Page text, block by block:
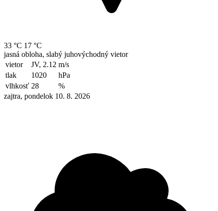
33 °C 17 °C
jasná obloha, slabý juhovýchodný vietor
vietor
JV, 2.12 m/s
tlak
1020
hPa
vlhkosť 28
%
zajtra, pondelok 10. 8. 2026